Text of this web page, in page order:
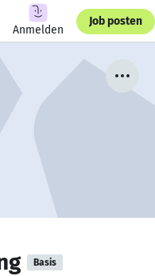
Anmelden
Job posten
Basis